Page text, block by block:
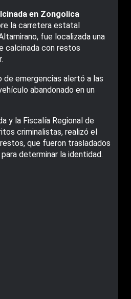
en Zongolica
la carretera estatal
fue localizada una
calcinada con restos
de emergencias alertó a las
abandonado en un
y la Fiscalía Regional de
criminalistas, realizó el
que fueron trasladados
determinar la identidad.